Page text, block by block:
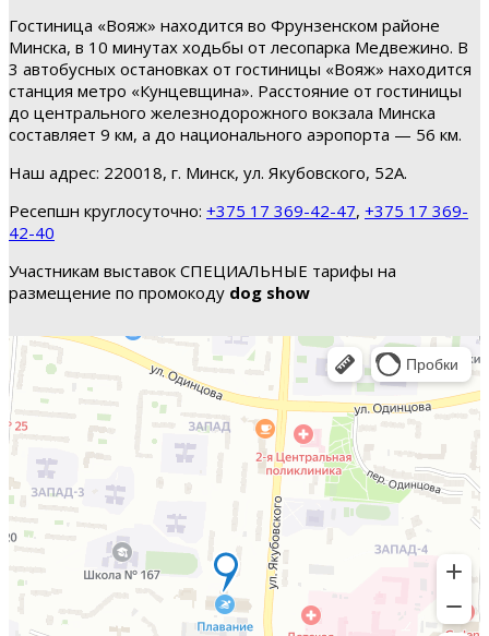
Гостиница «Вояж» находится во Фрунзенском районе
Минска, в 10 минутах ходьбы от лесопарка Медвежино. В
3 автобусных остановках от гостиницы «Вояж» находится
станция метро «Кунцевщина». Расстояние от гостиницы
до центрального железнодорожного вокзала Минска
составляет 9 км, а до национального аэропорта — 56 км.
Наш адрес: 220018, г. Минск, ул. Якубовского, 52А.
Ресепшн круглосуточно: +375 17 369-42-47, +375 17 369-
42-40
Участникам выставок СПЕЦИАЛЬНЫЕ тарифы на
размещение по промокоду dog show